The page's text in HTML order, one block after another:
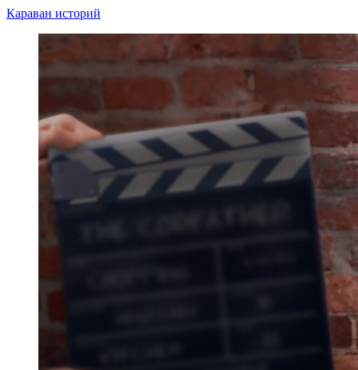
Караван историй